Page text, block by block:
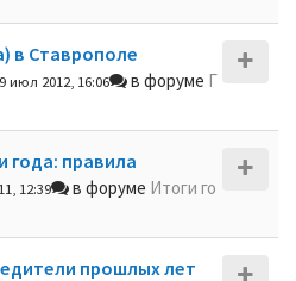
в Ставрополе
июл 2012, 16:06 в форуме Г
года: правила
12:39 в форуме Итоги го
прошлых лет